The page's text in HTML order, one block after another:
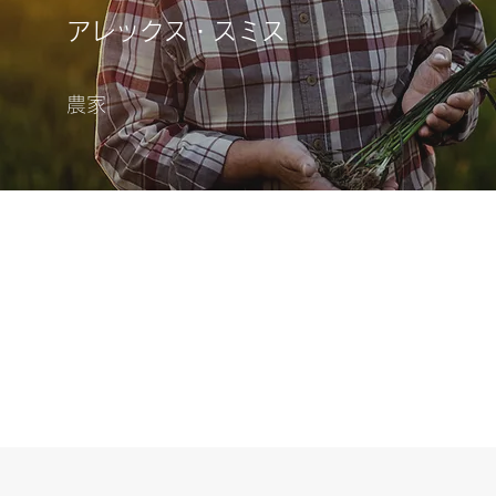
アレックス・スミス
農家